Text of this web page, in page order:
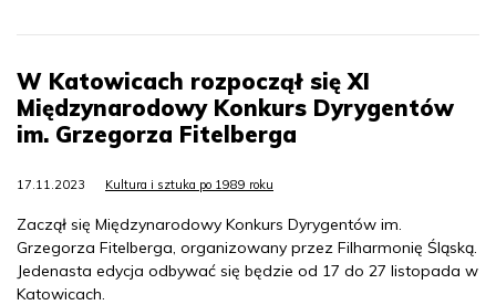
W Katowicach rozpoczął się XI
Międzynarodowy Konkurs Dyrygentów
im. Grzegorza Fitelberga
17.11.2023 Kultura i sztuka po 1989 roku
Zaczął się Międzynarodowy Konkurs Dyrygentów im.
Grzegorza Fitelberga, organizowany przez Filharmonię Śląską.
Jedenasta edycja odbywać się będzie od 17 do 27 listopada w
Katowicach.